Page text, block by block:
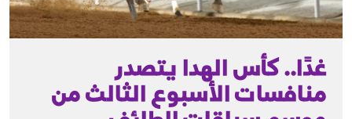
غدًا.. كأس الهدا يتصدر
منافسات الأسبوع الثالث من